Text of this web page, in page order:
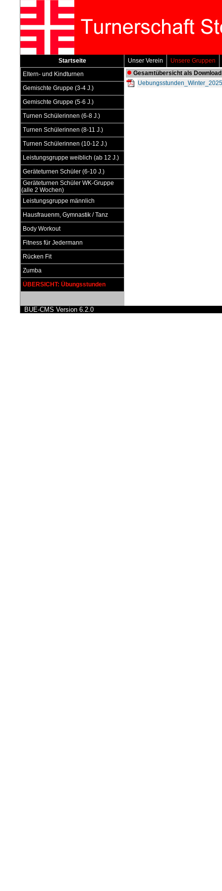
Startseite Unser Verein Unsere Gruppen
Eltern- und Kindturnen
Gemischte Gruppe (3-4 J.)
Gemischte Gruppe (5-6 J.)
Turnen Schülerinnen (6-8 J.)
Turnen Schülerinnen (8-11 J.)
Turnen Schülerinnen (10-12 J.)
Leistungsgruppe weiblich (ab 12 J.)
Geräteturnen Schüler (6-10 J.)
Geräteturnen Schüler WK-Gruppe
(alle 2 Wochen)
Leistungsgruppe männlich
Hausfrauenm, Gymnastik / Tanz
Body Workout
Fitness für Jedermann
Rücken Fit
Zumba
ÜBERSICHT: Übungsstunden
Gesamtübersicht als Download
BUE-CMS Version 6.2.0